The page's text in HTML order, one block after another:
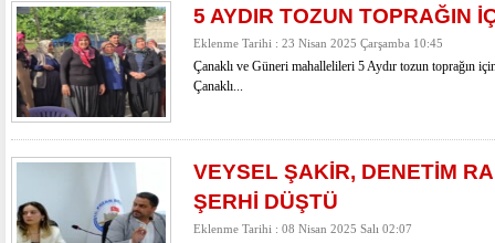
5 AYDIR TOZUN TOPRAĞIN
Eklenme Tarihi : 23 Nisan 2025 Çarşamba 10:45
Çanaklı ve Güneri mahallelileri 5 Aydır tozun toprağın
Çanaklı...
VEYSEL ŞAKİR, DENETİM
ŞERHİ DÜŞTÜ
Eklenme Tarihi : 08 Nisan 2025 Salı 02:07